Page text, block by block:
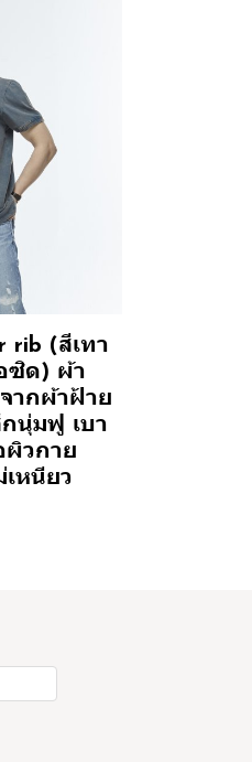
rib (สีเทา
ซิด) ผ้า
ากผ้าฝ้าย
กนุ่มฟู เบา
ผิวกาย
เหนียว